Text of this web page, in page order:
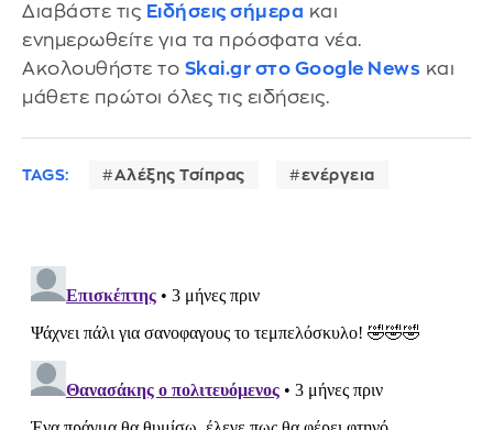
Διαβάστε τις Ειδήσεις σήμερα και
ενημερωθείτε για τα πρόσφατα νέα.
Ακολουθήστε το Skai.gr στο Google News και
μάθετε πρώτοι όλες τις ειδήσεις.
TAGS: Αλέξης Τσίπρας ενέργεια